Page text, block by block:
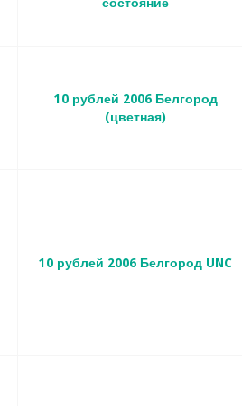
10 рублей 2006 Белгород
(цветная)
10 рублей 2006 Белгород UNC